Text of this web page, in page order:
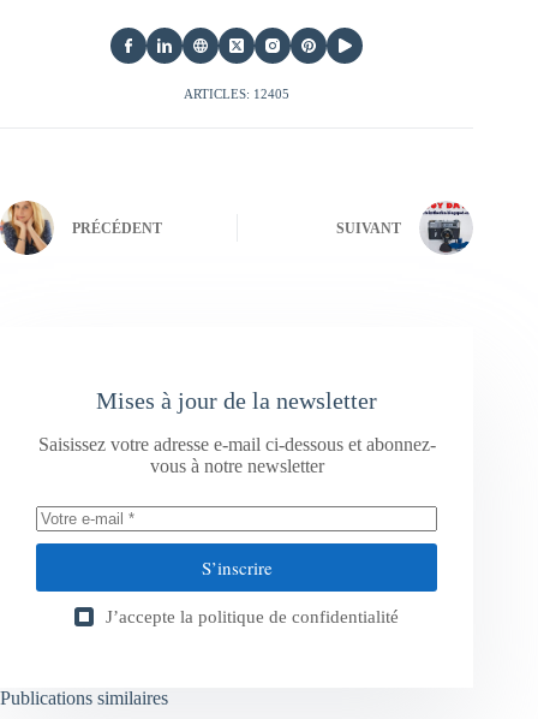
ARTICLES: 12405
PRÉCÉDENT SUIVANT
Mises à jour de la newsletter
Saisissez votre adresse e-mail ci-dessous et abonnez-
vous à notre newsletter
S’inscrire
J’accepte la politique de confidentialité
Publications similaires